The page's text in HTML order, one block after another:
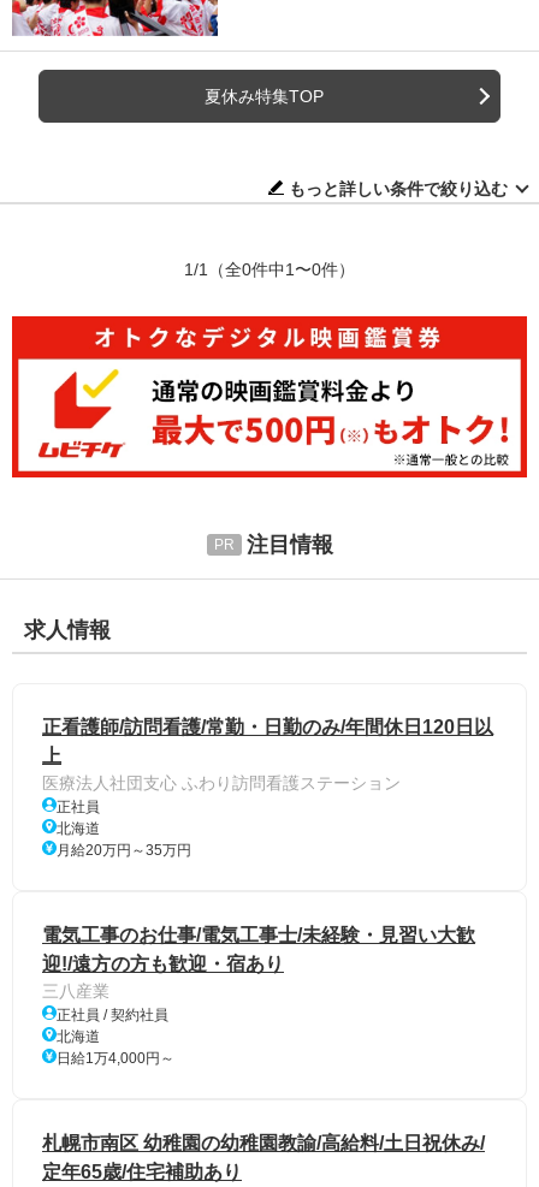
夏休み特集TOP
もっと詳しい条件で絞り込む
1/1 （全0件中1〜0件）
注目情報
求人情報
正看護師/訪問看護/常勤・日勤のみ/年間休日120日以
上
医療法人社団支心 ふわり訪問看護ステーション
正社員
北海道
月給20万円～35万円
電気工事のお仕事/電気工事士/未経験・見習い大歓
迎!/遠方の方も歓迎・宿あり
三八産業
正社員 / 契約社員
北海道
日給1万4,000円～
札幌市南区 幼稚園の幼稚園教諭/高給料/土日祝休み/
定年65歳/住宅補助あり